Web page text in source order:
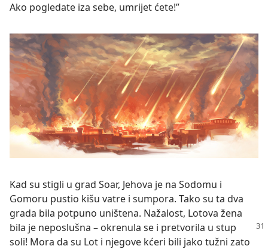
Ako pogledate iza sebe, umrijet ćete!”
Kad su stigli u grad Soar, Jehova je na Sodomu i
Gomoru pustio kišu vatre i sumpora. Tako su ta dva
grada bila potpuno uništena. Nažalost, Lotova žena
bila je neposlušna – okrenula se i pretvorila u stup
soli! Mora da su Lot i njegove kćeri bili jako tužni zato